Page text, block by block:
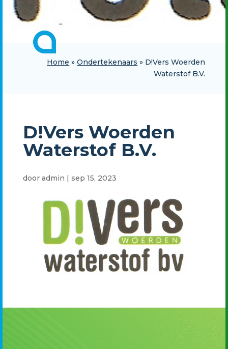
Home »Ondertekenaars » D!Vers Woerden
Waterstof B.V.
D!Vers Woerden
Waterstof B.V.
door admin | sep 15, 2023